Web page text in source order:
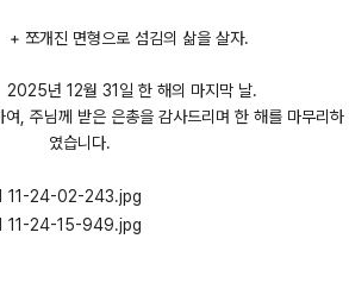
+ 쪼개진 면형으로 섬김의 삶을 살자.
2025년 12월 31일 한 해의 마지막 날.
여, 주님께 받은 은총을 감사드리며 한 해를 마무리하
였습니다.